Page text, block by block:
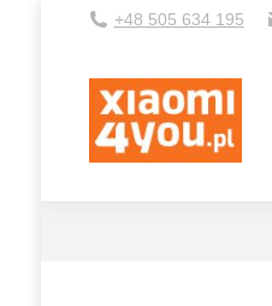
+48 505 634 195